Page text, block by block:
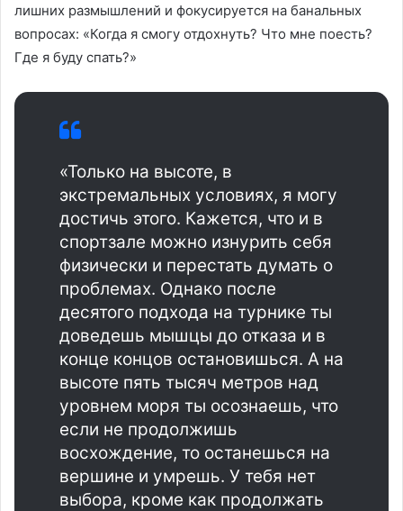
лишних размышлений и фокусируется на банальных
вопросах: «Когда я смогу отдохнуть? Что мне поесть?
Где я буду спать?»
«Только на высоте, в
экстремальных условиях, я могу
достичь этого. Кажется, что и в
спортзале можно изнурить себя
физически и перестать думать о
проблемах. Однако после
десятого подхода на турнике ты
доведешь мышцы до отказа и в
конце концов остановишься. А на
высоте пять тысяч метров над
уровнем моря ты осознаешь, что
если не продолжишь
восхождение, то останешься на
вершине и умрешь. У тебя нет
выбора, кроме как продолжать